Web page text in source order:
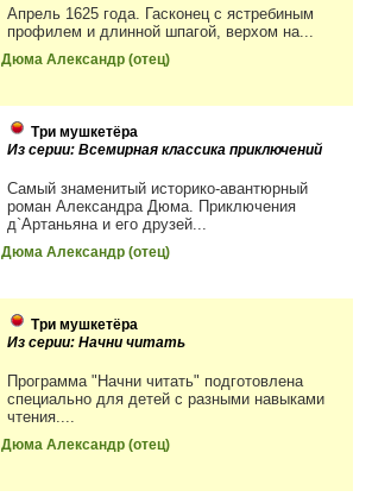
Апрель 1625 года. Гасконец с ястребиным
профилем и длинной шпагой, верхом на...
Дюма Александр (отец)
Три мушкетёра
Из серии: Всемирная классика приключений
Самый знаменитый историко-авантюрный
роман Александра Дюма. Приключения
д`Артаньяна и его друзей...
Дюма Александр (отец)
Три мушкетёра
Из серии: Начни читать
Программа "Начни читать" подготовлена
специально для детей с разными навыками
чтения....
Дюма Александр (отец)